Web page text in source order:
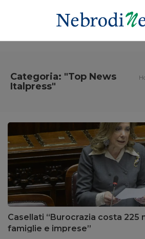
Categoria: "Top News
Italpress"
Casellati “Burocrazia costa 225
famiglie e imprese”